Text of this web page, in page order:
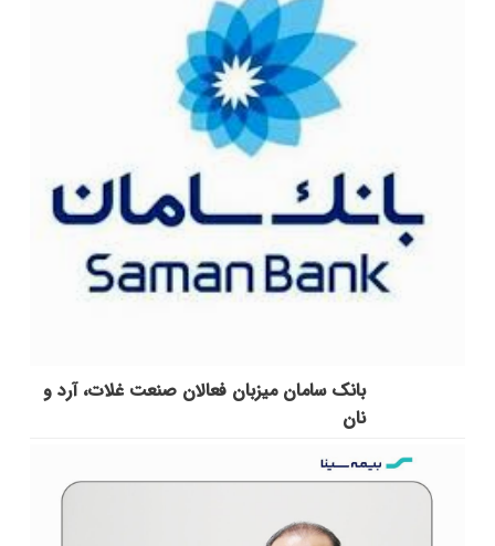
بانک سامان میزبان فعالان صنعت غلات، آرد و
نان